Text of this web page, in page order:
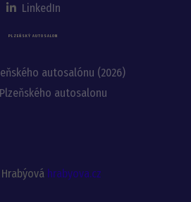
LinkedIn
PLZEŇSKÝ AUTOSALON
autosalónu (2026)
autosalonu
hrabyova.cz